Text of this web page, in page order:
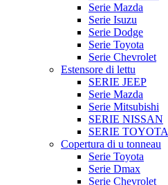
Serie Mazda
Serie Isuzu
Serie Dodge
Serie Toyota
Serie Chevrolet
Estensore di lettu
SERIE JEEP
Serie Mazda
Serie Mitsubishi
SERIE NISSAN
SERIE TOYOTA
Copertura di u tonneau
Serie Toyota
Serie Dmax
Serie Chevrolet